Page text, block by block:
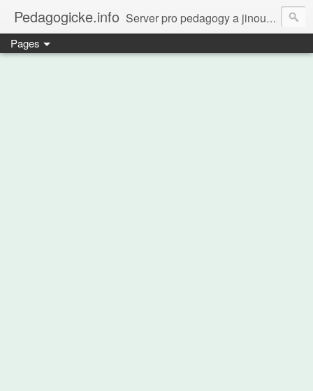
Pedagogicke.info Server pro pedagogy a jinou zvířenu
Pages